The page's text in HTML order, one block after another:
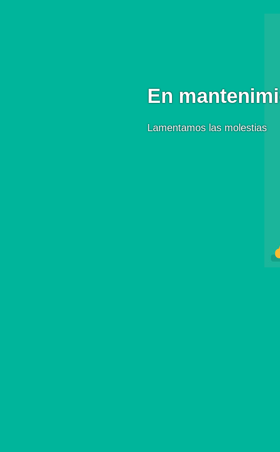
En
Lamentamos las molestias